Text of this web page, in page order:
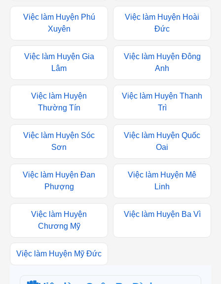
Việc làm Huyện Phú
Xuyên
Việc làm Huyện Hoài
Đức
Việc làm Huyện Gia
Lâm
Việc làm Huyện Đông
Anh
Việc làm Huyện
Thường Tín
Việc làm Huyện Thanh
Trì
Việc làm Huyện Sóc
Sơn
Việc làm Huyện Quốc
Oai
Việc làm Huyện Đan
Phượng
Việc làm Huyện Mê
Linh
Việc làm Huyện
Chương Mỹ
Việc làm Huyện Ba Vì
Việc làm Huyện Mỹ Đức